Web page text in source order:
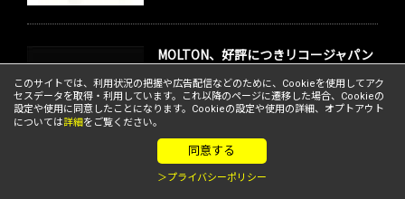
MOLTON、好評につきリコージャパン
追加開催
このサイトでは、利用状況の把握や広告配信などのために、Cookieを使用してアク
セスデータを取得・利用しています。これ以降のページに遷移した場合、Cookieの
設定や使用に同意したことになります。Cookieの設定や使用の詳細、オプトアウト
については詳細をご覧ください。
同意する
＞プライバシーポリシー